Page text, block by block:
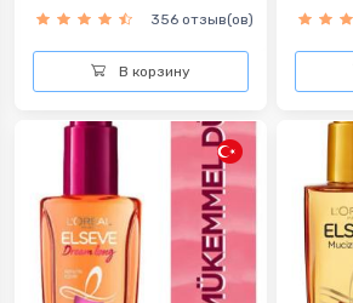
356 отзыв(ов)
В корзину